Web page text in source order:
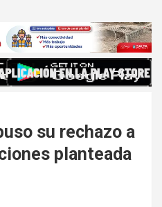
su rechazo a
planteada